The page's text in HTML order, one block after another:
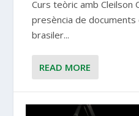
Curs teòric amb Cleilson
presència de
brasiler...
READ MORE